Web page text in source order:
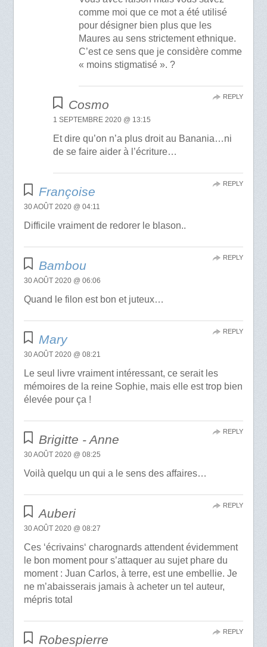
comme moi que ce mot a été utilisé
pour désigner bien plus que les
Maures au sens strictement ethnique.
C’est ce sens que je considère comme
« moins stigmatisé ». ?
Cosmo
1 SEPTEMBRE 2020 @ 13:15
Et dire qu’on n’a plus droit au Banania…ni
de se faire aider à l’écriture…
REPLY
Françoise
30 AOÛT 2020 @ 04:11
Difficile vraiment de redorer le blason..
REPLY
Bambou
30 AOÛT 2020 @ 06:06
Quand le filon est bon et juteux…
REPLY
Mary
30 AOÛT 2020 @ 08:21
Le seul livre vraiment intéressant, ce serait les
mémoires de la reine Sophie, mais elle est trop bien
élevée pour ça !
REPLY
Brigitte - Anne
30 AOÛT 2020 @ 08:25
Voilà quelqu un qui a le sens des affaires…
REPLY
Auberi
30 AOÛT 2020 @ 08:27
Ces ‘écrivains‘ charognards attendent évidemment
le bon moment pour s’attaquer au sujet phare du
moment : Juan Carlos, à terre, est une embellie. Je
ne m’abaisserais jamais à acheter un tel auteur,
mépris total
REPLY
Robespierre
REPLY